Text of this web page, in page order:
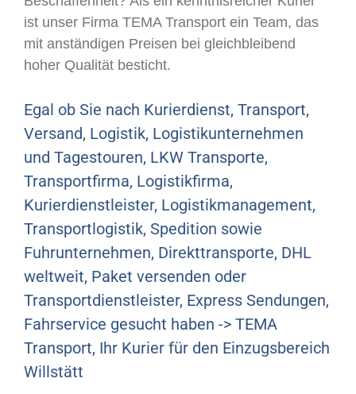
ist unser Firma TEMA Transport ein Team, das
mit anständigen Preisen bei gleichbleibend
hoher Qualität besticht.
Egal ob Sie nach Kurierdienst, Transport,
Versand, Logistik, Logistikunternehmen
und Tagestouren, LKW Transporte,
Transportfirma, Logistikfirma,
Kurierdienstleister, Logistikmanagement,
Transportlogistik, Spedition sowie
Fuhrunternehmen, Direkttransporte, DHL
weltweit, Paket versenden oder
Transportdienstleister, Express Sendungen,
Fahrservice gesucht haben -> TEMA
Transport, Ihr Kurier für den Einzugsbereich
Willstätt